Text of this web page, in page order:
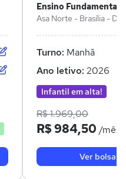
Ensino Fundamental II
Asa Norte - Brasília - DF
Turno: Manhã
Ano letivo: 2026
Infantil em alta!
R$ 1.969,00
R$ 984,50 /mês
Ver bolsa